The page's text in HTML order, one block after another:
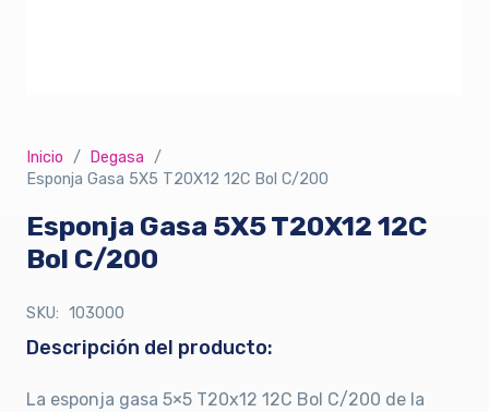
Inicio / Degasa /
Esponja Gasa 5X5 T20X12 12C Bol C/200
Esponja Gasa 5X5 T20X12 12C
Bol C/200
SKU: 103000
Descripción del producto:
La esponja gasa 5×5 T20x12 12C Bol C/200 de la